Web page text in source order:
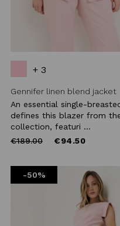
+ 3
Gennifer linen blend jacket
An essential single-
defines this blazer from
collection, featuri ...
Price
€189.00to €94.50
-50%